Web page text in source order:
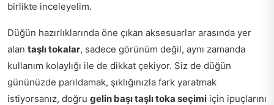
birlikte inceleyelim.
Düğün hazırlıklarında öne çıkan aksesuarlar arasında yer
alan taşlı tokalar, sadece görünüm değil, aynı zamanda
kullanım kolaylığı ile de dikkat çekiyor. Siz de düğün
gününüzde parıldamak, şıklığınızla fark yaratmak
istiyorsanız, doğru gelin başı taşlı toka seçimi için ipuçlarını